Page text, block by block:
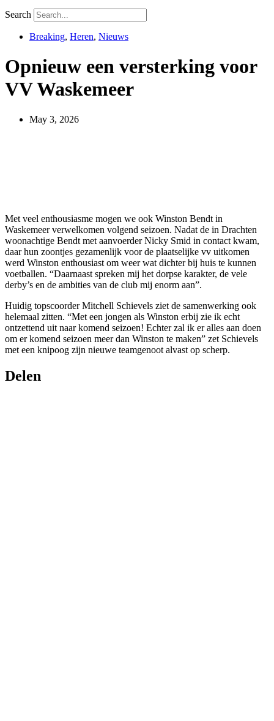
Search
Breaking, Heren, Nieuws
Opnieuw een versterking voor
VV Waskemeer
May 3, 2026
Met veel enthousiasme mogen we ook Winston Bendt in
Waskemeer verwelkomen volgend seizoen. Nadat de in Drachten
woonachtige Bendt met aanvoerder Nicky Smid in contact kwam,
daar hun zoontjes gezamenlijk voor de plaatselijke vv uitkomen
werd Winston enthousiast om weer wat dichter bij huis te kunnen
voetballen. “Daarnaast spreken mij het dorpse karakter, de vele
derby’s en de ambities van de club mij enorm aan”.
Huidig topscoorder Mitchell Schievels ziet de samenwerking ook
helemaal zitten. “Met een jongen als Winston erbij zie ik echt
ontzettend uit naar komend seizoen! Echter zal ik er alles aan doen
om er komend seizoen meer dan Winston te maken” zet Schievels
met een knipoog zijn nieuwe teamgenoot alvast op scherp.
Delen